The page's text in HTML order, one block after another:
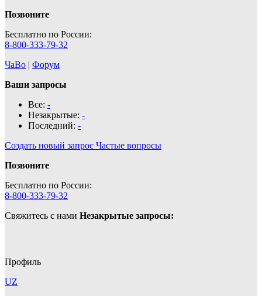
Позвоните
Бесплатно по России:
8-800-333-79-32
ЧаВо | Форум
Ваши запросы
Все: -
Незакрытые: -
Последний: -
Создать новый запрос Частые вопросы
Позвоните
Бесплатно по России:
8-800-333-79-32
Свяжитесь с нами Незакрытые запросы:
Профиль
UZ